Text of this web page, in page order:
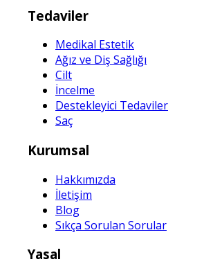
Tedaviler
Medikal Estetik
Ağız ve Diş Sağlığı
Cilt
İncelme
Destekleyici Tedaviler
Saç
Kurumsal
Hakkımızda
İletişim
Blog
Sıkça Sorulan Sorular
Yasal